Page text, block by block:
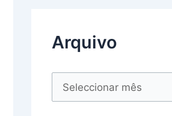
Arquivo